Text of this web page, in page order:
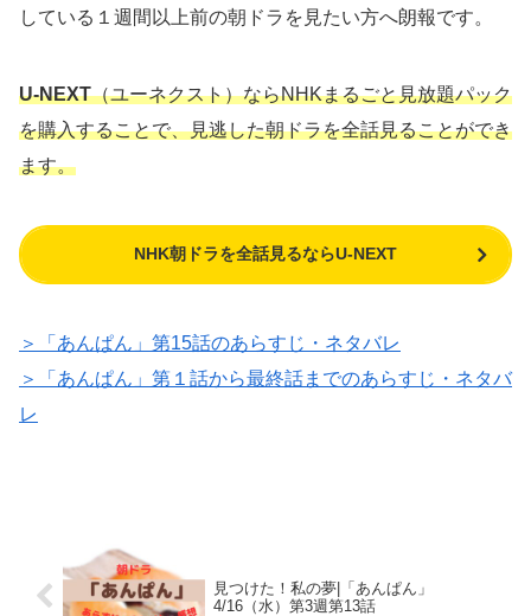
している１週間以上前の朝ドラを見たい方へ朗報です。
U-NEXT（ユーネクスト）ならNHKまるごと見放題パック
を購入することで、見逃した朝ドラを全話見ることができ
ます。
NHK朝ドラを全話見るならU-NEXT
＞「あんぱん」第15話のあらすじ・ネタバレ
＞「あんぱん」第１話から最終話までのあらすじ・ネタバ
レ
見つけた！私の夢|「あんぱん」
4/16（水）第3週第13話